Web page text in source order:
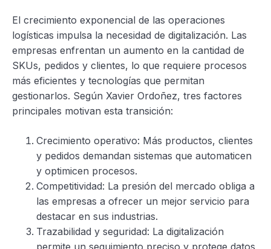
El crecimiento exponencial de las operaciones
logísticas impulsa la necesidad de digitalización. Las
empresas enfrentan un aumento en la cantidad de
SKUs, pedidos y clientes, lo que requiere procesos
más eficientes y tecnologías que permitan
gestionarlos. Según Xavier Ordoñez, tres factores
principales motivan esta transición:
Crecimiento operativo: Más productos, clientes
y pedidos demandan sistemas que automaticen
y optimicen procesos.
Competitividad: La presión del mercado obliga a
las empresas a ofrecer un mejor servicio para
destacar en sus industrias.
Trazabilidad y seguridad: La digitalización
permite un seguimiento preciso y protege datos